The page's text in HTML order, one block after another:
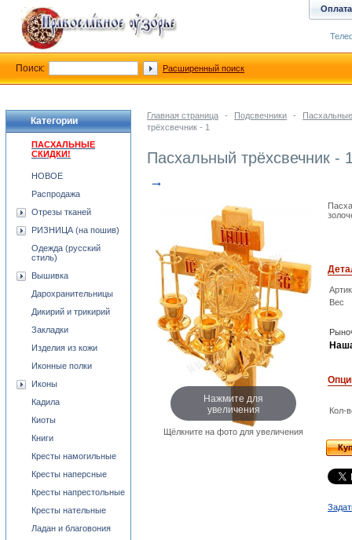
Главная страница - Подсвечники -
трёхсвечник - 1
Пасхальный трёхсвечник -
→
Нажмите для
увеличения
Щёлкните на фото для увеличения
Вес
Кол-
Категории
ПАСХАЛЬНЫЕ
СКИДКИ!
НОВОЕ
Распродажа
Отрезы тканей
РИЗНИЦА (на пошив)
Одежда (русский
стиль)
Вышивка
Дарохранительницы
Дикирий и трикирий
Закладки
Изделия из кожи
Иконные полки
Иконы
Кадила
Киоты
Книги
Кресты намогильные
Кресты наперсные
Кресты напрестольные
Кресты нательные
Ладан и благовония
Оплата
Поиск: Расширенный поиск